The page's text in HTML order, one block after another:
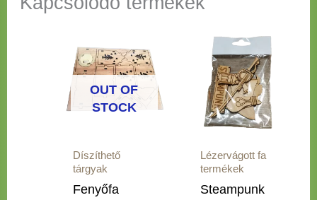
OUT OF
STOCK
Díszíthető
tárgyak
Fenyőfa
Lézervágott fa
termékek
Steampunk